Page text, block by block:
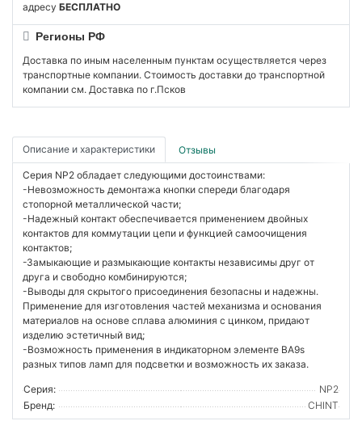
адресу БЕСПЛАТНО
Регионы РФ
Доставка по иным населенным пунктам осуществляется через
транспортные компании. Стоимость доставки до транспортной
компании см. Доставка по г.Псков
Описание и характеристики Отзывы
Серия NP2 обладает следующими достоинствами:
-Невозможность демонтажа кнопки спереди благодаря
стопорной металлической части;
-Надежный контакт обеспечивается применением двойных
контактов для коммутации цепи и функцией самоочищения
контактов;
-Замыкающие и размыкающие контакты независимы друг от
друга и свободно комбинируются;
-Выводы для скрытого присоединения безопасны и надежны.
Применение для изготовления частей механизма и основания
материалов на основе сплава алюминия с цинком, придают
изделию эстетичный вид;
-Возможность применения в индикаторном элементе BA9s
разных типов ламп для подсветки и возможность их заказа.
Серия:
NP2
Бренд:
CHINT